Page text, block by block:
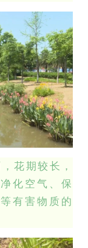
花期较长，
化空气、保
有害物质的